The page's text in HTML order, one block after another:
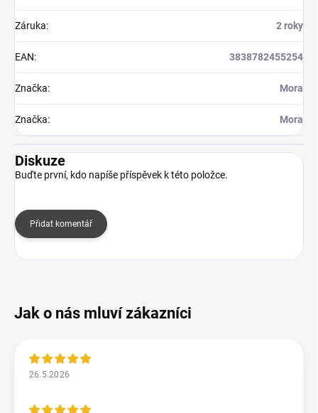
Záruka: 2 roky
EAN: 3838782455254
Značka: Mora
Značka: Mora
Diskuze
Buďte první, kdo napíše příspěvek k této položce.
Přidat komentář
26.5.2026